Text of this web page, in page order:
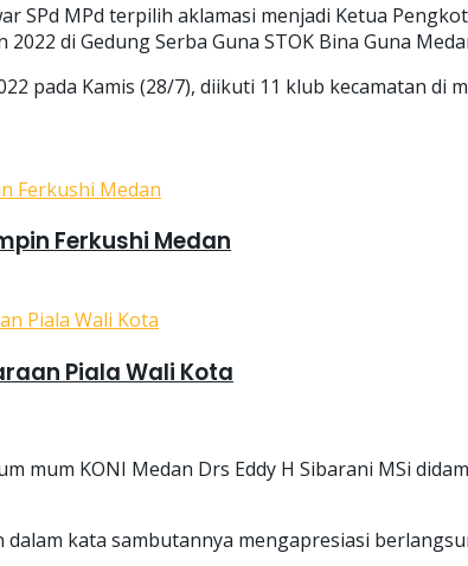
SPd MPd terpilih aklamasi menjadi Ketua
2022 di Gedung Serba Guna STOK Bina Guna
pada Kamis (28/7), diikuti 11 klub kecamatan
Ferkushi Medan
Piala Wali Kota
mum KONI Medan Drs Eddy H Sibarani MSi
dalam kata sambutannya mengapresiasi